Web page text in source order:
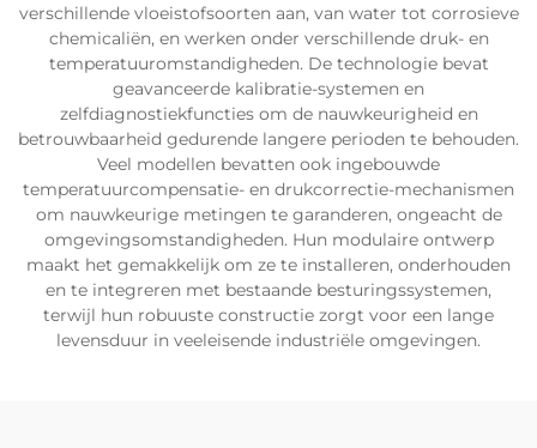
verschillende vloeistofsoorten aan, van water tot corrosieve
chemicaliën, en werken onder verschillende druk- en
temperatuuromstandigheden. De technologie bevat
geavanceerde kalibratie-systemen en
zelfdiagnostiekfuncties om de nauwkeurigheid en
betrouwbaarheid gedurende langere perioden te behouden.
Veel modellen bevatten ook ingebouwde
temperatuurcompensatie- en drukcorrectie-mechanismen
om nauwkeurige metingen te garanderen, ongeacht de
omgevingsomstandigheden. Hun modulaire ontwerp
maakt het gemakkelijk om ze te installeren, onderhouden
en te integreren met bestaande besturingssystemen,
terwijl hun robuuste constructie zorgt voor een lange
levensduur in veeleisende industriële omgevingen.